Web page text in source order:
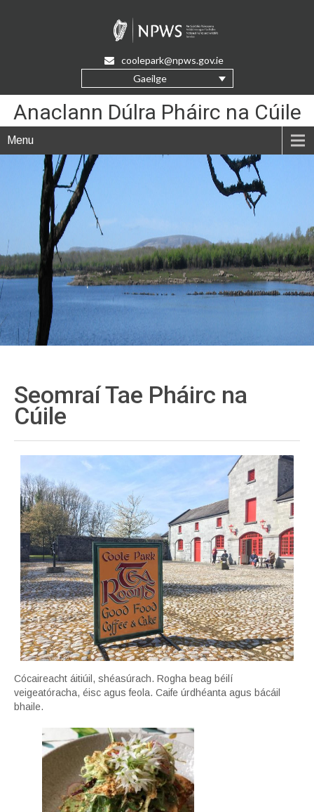
coolepark@npws.gov.ie
Gaeilge
Anaclann Dúlra Pháirc na Cúile
Menu
Seomraí Tae Pháirc na
Cúile
Cócaireacht áitiúil, shéasúrach. Rogha beag béilí
veigeatóracha, éisc agus feola. Caife úrdhéanta agus bácáil
bhaile.